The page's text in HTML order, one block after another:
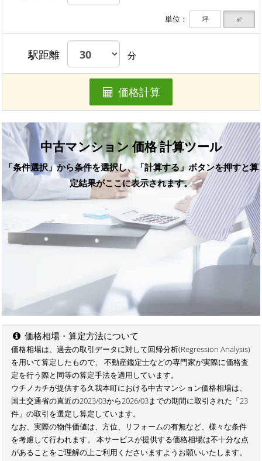
単位： 坪 ㎡
駅距離 分
価格計算
中古マンション 価格 計算ツール
「条件選択」から条件を選択し、「計算する」ボタンを押すと算
定結果がここに表示されます。
価格相場・算定方法について
価格相場は、過去の取引データに対して回帰分析(Regression Analysis)
を用いて算定したもので、 不動産鑑定士などの専門家が実際に価格査
定を行う際と同等の算定手法を適用しています。
ウチノカチが提供する久我本町における中古マンション価格相場は、
国土交通省の直近の2023/03から2026/03までの期間に取引された「23
件」の取引を選定し算定しています。
なお、実際の物件価値は、方位、リフォームの有無など、様々な条件
を考慮して行われます。 本サービスが提供する価格相場は不十分な点
があることをご理解の上ご利用くださいますようお願いいたします。